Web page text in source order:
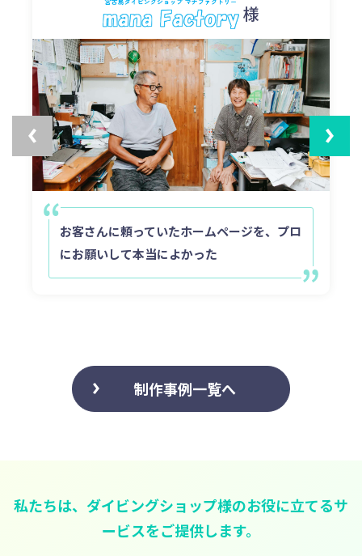
様
お客さんに頼っていたホームページを、プロ
にお願いして本当によかった
制作事例一覧へ
私たちは、ダイビングショップ様のお役に立てるサ
ービスをご提供します。